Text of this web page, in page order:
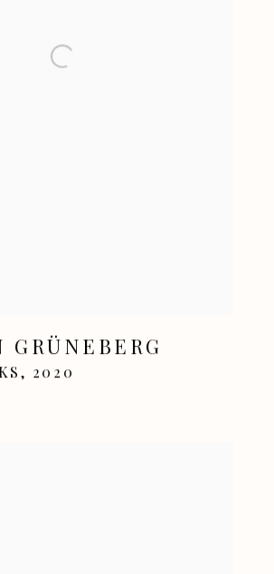
GRÜNEBERG
, 2020